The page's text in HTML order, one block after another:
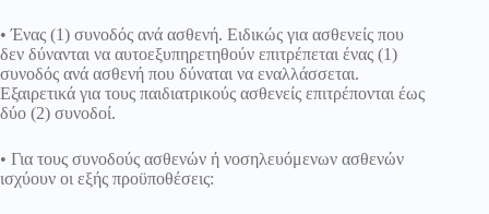
• Ένας (1) συνοδός ανά ασθενή. Ειδικώς για ασθενείς που
δεν δύνανται να αυτοεξυπηρετηθούν επιτρέπεται ένας (1)
συνοδός ανά ασθενή που δύναται να εναλλάσσεται.
Εξαιρετικά για τους παιδιατρικούς ασθενείς επιτρέπονται έως
δύο (2) συνοδοί.
• Για τους συνοδούς ασθενών ή νοσηλευόμενων ασθενών
ισχύουν οι εξής προϋποθέσεις: